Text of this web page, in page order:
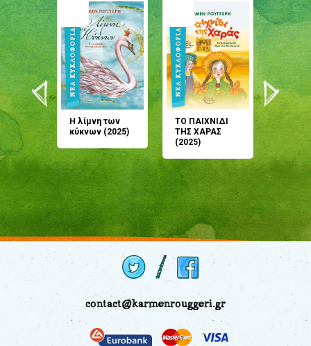
Η λίμνη των
κύκνων (2025)
ΤΟ ΠΑΙΧΝΙΔΙ
ΤΗΣ ΧΑΡΑΣ
(2025)
μου;
(2024)
contact@karmenrouggeri.gr